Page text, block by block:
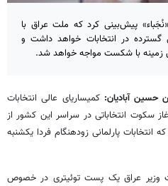
پیش‌بینی کرد که ملت عراق با
گسترده در انتخابات خواهد داشت و
زمینه با شکست مواجه خواهد شد.
حسین آبادیان: کمیساریای عالی انتخابات
سکوت انتخاباتی در سراسر این کشور از
پارلمانی زودهنگام فردا یکشنبه
عراق یک پست توئیتری در خصوص